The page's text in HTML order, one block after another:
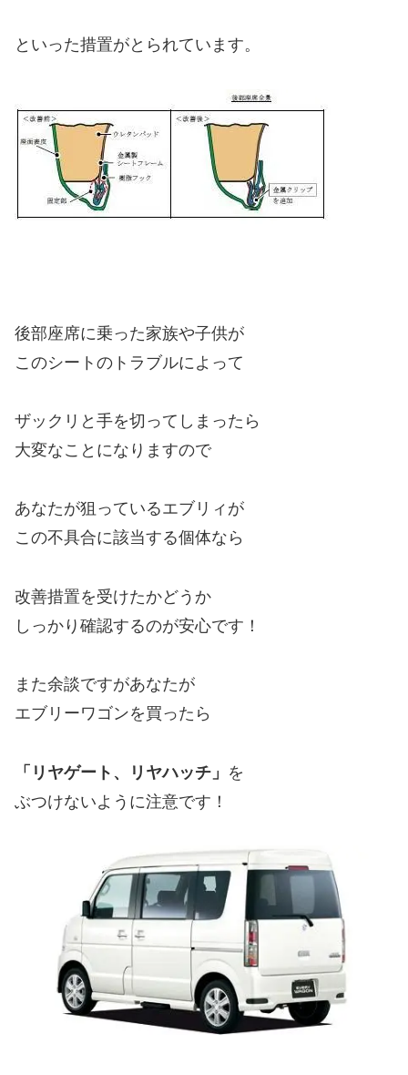
といった措置がとられています。
後部座席に乗った家族や子供が
このシートのトラブルによって
ザックリと手を切ってしまったら
大変なことになりますので
あなたが狙っているエブリィが
この不具合に該当する個体なら
改善措置を受けたかどうか
しっかり確認するのが安心です！
また余談ですがあなたが
エブリーワゴンを買ったら
「リヤゲート、リヤハッチ」 を
ぶつけないように注意です！